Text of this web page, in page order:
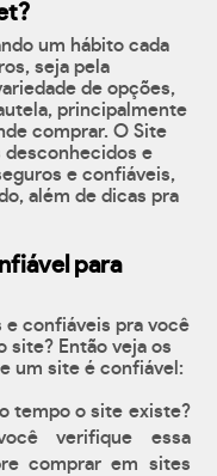
um hábito cada
seja pela
de opções,
principalmente
comprar. O Site
desconhecidos e
e confiáveis,
além de dicas pra
para
e confiáveis pra você
site? Então veja os
um site é confiável:
tempo o site existe?
verifique essa
comprar em sites